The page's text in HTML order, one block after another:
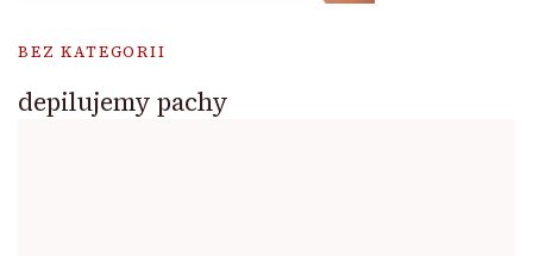
BEZ KATEGORII
depilujemy pachy